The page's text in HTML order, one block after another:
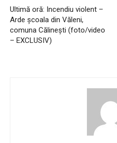
Ultimă oră: Incendiu violent –
Arde școala din Văleni,
comuna Călinești (foto/video
– EXCLUSIV)